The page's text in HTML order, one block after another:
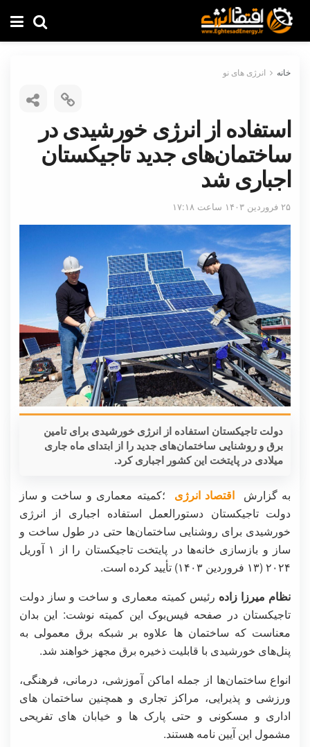
خانه انرژی های نو
استفاده از انرژی خورشیدی در
ساختمان‌های جدید تاجیکستان
اجباری شد
۲۵ فروردین ۱۴۰۳ ساعت ۱۷:۱۸
دولت تاجیکستان استفاده از انرژی خورشیدی برای تامین
برق و روشنایی ساختمان‌های جدید را از ابتدای ماه جاری
میلادی در پایتخت این کشور اجباری کرد.
به گزارش اقتصاد انرژی ؛کمیته معماری و ساخت و ساز
دولت تاجیکستان دستورالعمل استفاده اجباری از انرژی
خورشیدی برای روشنایی ساختمان‌ها حتی در طول ساخت و
ساز و بازسازی خانه‌ها در پایتخت تاجیکستان را از ۱ آوریل
۲۰۲۴ (۱۳ فروردین ۱۴۰۳) تأیید کرده است.
نظام میرزا زاده رئیس کمیته معماری و ساخت و ساز دولت
تاجیکستان در صفحه فیس‌بوک این کمیته نوشت: این بدان
معناست که ساختمان ها علاوه بر شبکه برق معمولی به
پنل‌های خورشیدی با قابلیت ذخیره برق مجهز خواهند شد.
انواع ساختمان‌ها از جمله اماکن آموزشی، درمانی، فرهنگی،
ورزشی و پذیرایی، مراکز تجاری و همچنین ساختمان های
اداری و مسکونی و حتی پارک ها و خیابان های تفریحی
مشمول این آیین نامه هستند.